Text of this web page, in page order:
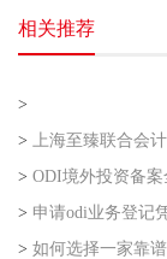
相关推荐
>
> 上海至臻联合会计师事务所
> ODI境外投资备
> 申请odi业务登记
> 如何选择一家靠